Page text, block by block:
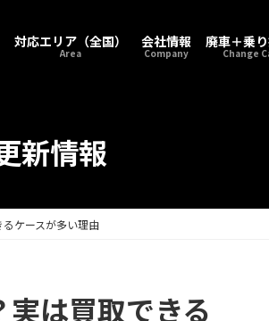
対応エリア（全国）
Area
会社情報
Company
廃車＋乗
Change
新情報
ケースが多い理由
は買取できる